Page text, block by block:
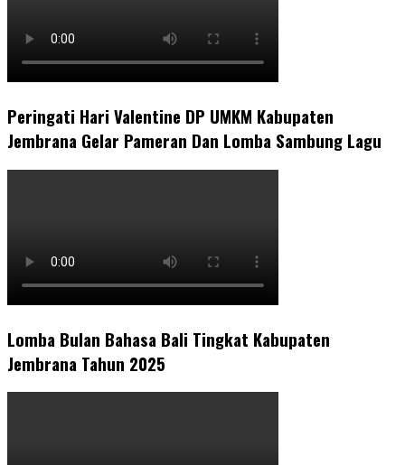
Peringati Hari Valentine DP UMKM Kabupaten
Jembrana Gelar Pameran Dan Lomba Sambung Lagu
Lomba Bulan Bahasa Bali Tingkat Kabupaten
Jembrana Tahun 2025